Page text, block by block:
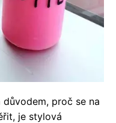
důvodem, proč se na
je stylová